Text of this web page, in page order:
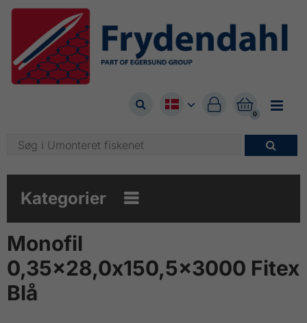


0


Kategorier 
Monofil
0,35x28,0x150,5x3000 Fitex
Blå